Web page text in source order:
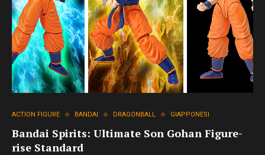
ACTION FIGURE BANDAI DRAGONBALL GIAPPONESI
Bandai Spirits: Ultimate Son Gohan Figure-
rise Standard